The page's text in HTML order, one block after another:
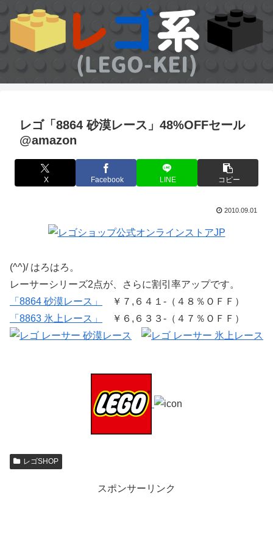
レゴ「8864 砂漠レース」48%OFFセール
@amazon
X Facebook LINE コピー
2010.09.01
(^^)/ はろはろ。
レーサーシリーズ2点が、さらに割引率アップです。
「8864 砂漠レース」
￥７,６４１-（４８％ＯＦＦ）
「8863 氷上レース」
￥６,６３３-（４７％ＯＦＦ）
レゴSHOP
スポンサーリンク